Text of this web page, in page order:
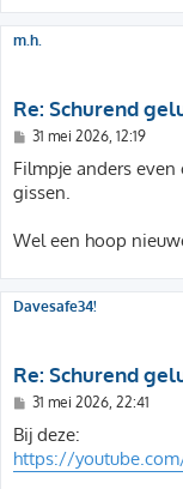
m.h.
Re: Schurend
B
r
i
c
31 mei 2026, 12:19
Filmpje anders
gissen.
Wel een hoop
Davesafe34!
Re: Schurend
B
r
i
c
h
31 mei 2026, 22:41
Bij deze:
https://